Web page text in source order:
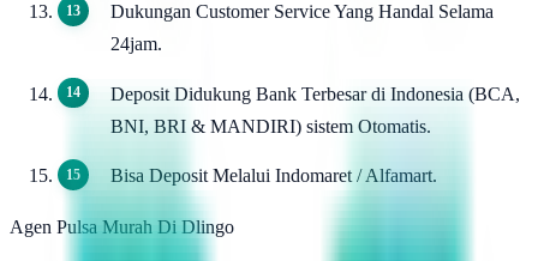
Dukungan Customer Service Yang Handal Selama
24jam.
Deposit Didukung Bank Terbesar di Indonesia (BCA,
BNI, BRI & MANDIRI) sistem Otomatis.
Bisa Deposit Melalui Indomaret / Alfamart.
Agen Pulsa Murah Di Dlingo